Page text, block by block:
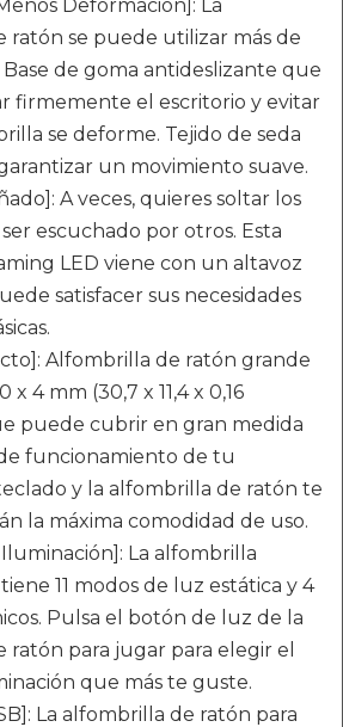
Deformación]: La
ratón se puede utilizar más de
de goma antideslizante que
firmemente el escritorio y evitar
se deforme. Tejido de seda
un movimiento suave.
A veces, quieres soltar los
escuchado por otros. Esta
LED viene con un altavoz
satisfacer sus necesidades
Alfombrilla de ratón grande
4 mm (30,7 x 11,4 x 0,16
puede cubrir en gran medida
funcionamiento de tu
y la alfombrilla de ratón te
la máxima comodidad de uso.
Iluminación]: La alfombrilla
11 modos de luz estática y 4
Pulsa el botón de luz de la
ratón para jugar para elegir el
que más te guste.
La alfombrilla de ratón para